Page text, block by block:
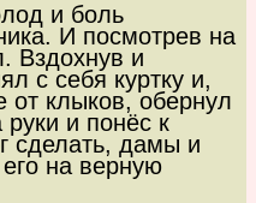
и боль
И посмотрев на
Вздохнув и
с себя куртку и,
от клыков, обернул
и понёс к
сделать, дамы и
на верную